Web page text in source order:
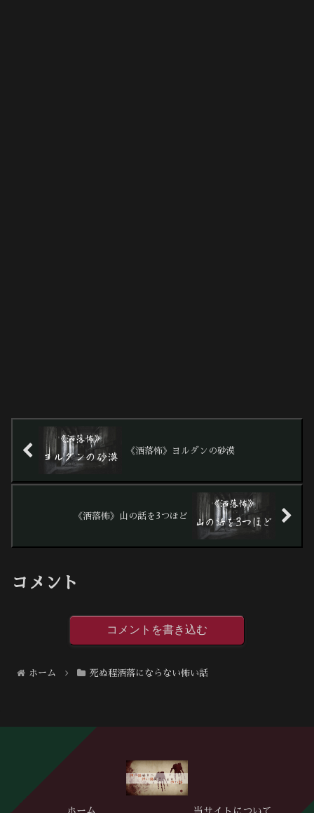
《洒落怖》ヨルダンの砂漠
《洒落怖》山の話を3つほど
コメント
コメントを書き込む
ホーム 死ぬ程洒落にならない怖い話